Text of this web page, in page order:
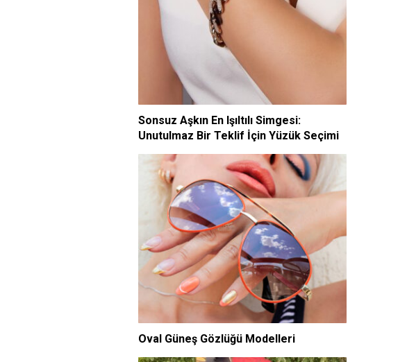
Sonsuz Aşkın En Işıltılı Simgesi:
Unutulmaz Bir Teklif İçin Yüzük Seçimi
Oval Güneş Gözlüğü Modelleri